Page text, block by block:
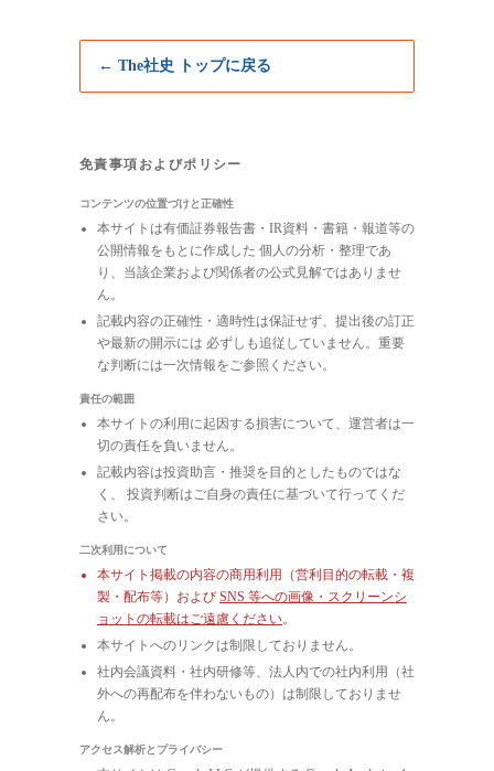
← The社史 トップに戻る
免責事項およびポリシー
コンテンツの位置づけと正確性
本サイトは有価証券報告書・IR資料・書籍・報道等の
公開情報をもとに作成した 個人の分析・整理であ
り、当該企業および関係者の公式見解ではありませ
ん。
記載内容の正確性・適時性は保証せず、提出後の訂正
や最新の開示には 必ずしも追従していません。重要
な判断には一次情報をご参照ください。
責任の範囲
本サイトの利用に起因する損害について、運営者は一
切の責任を負いません。
記載内容は投資助言・推奨を目的としたものではな
く、 投資判断はご自身の責任に基づいて行ってくだ
さい。
二次利用について
本サイト掲載の内容の商用利用（営利目的の転載・複
製・配布等）および SNS 等への画像・スクリーンシ
ョットの転載はご遠慮ください。
本サイトへのリンクは制限しておりません。
社内会議資料・社内研修等、法人内での社内利用（社
外への再配布を伴わないもの）は制限しておりませ
ん。
アクセス解析とプライバシー